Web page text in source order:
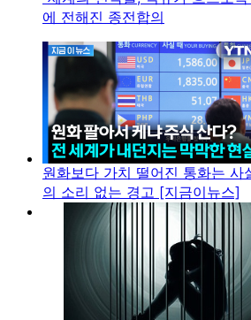
에 전해진 종전합의
원화보다 가치 떨어진 통화는 사
의 소리 없는 경고 [지금이뉴스]